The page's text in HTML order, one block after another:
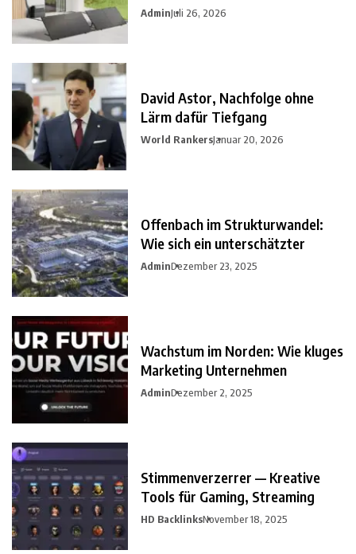
AdminJuli 26, 2026
David Astor, Nachfolge ohne
Lärm dafür Tiefgang
World RankersJanuar 20, 2026
Offenbach im Strukturwandel:
Wie sich ein unterschätzter
AdminDezember 23, 2025
Wachstum im Norden: Wie kluges
Marketing Unternehmen
AdminDezember 2, 2025
Stimmenverzerrer — Kreative
Tools für Gaming, Streaming
HD BacklinksNovember 18, 2025